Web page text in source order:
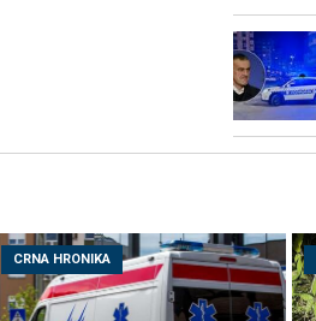
CRNA HRONIKA